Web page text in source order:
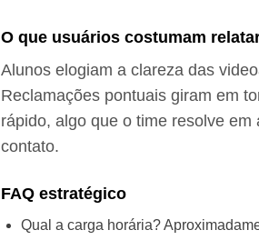
O que usuários costumam
Alunos elogiam a clareza das
Reclamações pontuais giram em
rápido, algo que o time resolve
contato.
FAQ estratégico
Qual a carga horária?